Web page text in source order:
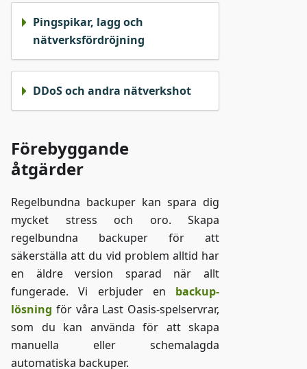
Pingspikar, lagg och
nätverksfördröjning
DDoS och andra nätverkshot
Förebyggande
åtgärder
Regelbundna backuper kan spara dig
mycket stress och oro. Skapa
regelbundna backuper för att
säkerställa att du vid problem alltid har
en äldre version sparad när allt
fungerade. Vi erbjuder en backup-
lösning för våra Last Oasis-spelservrar,
som du kan använda för att skapa
manuella eller schemalagda
automatiska backuper.